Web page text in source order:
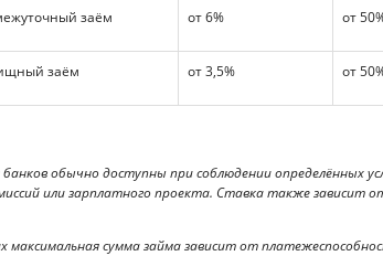
заём от 6% от
заём от 3,5% от
обычно доступны при соблюдении определённых
или зарплатного проекта. Ставка также зависит
максимальная сумма займа зависит от